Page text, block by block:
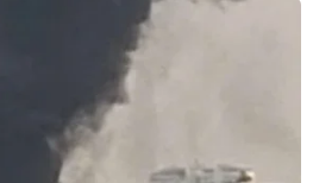
trưởng khác./.
(TTXVN/Vietnam+)